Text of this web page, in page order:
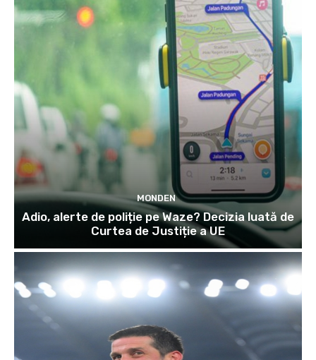
MONDEN
Adio, alerte de poliție pe Waze? Decizia luată de
Curtea de Justiție a UE